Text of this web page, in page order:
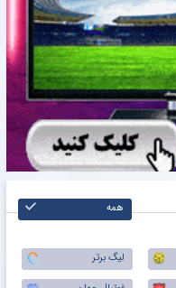
همه
لیگ برتر